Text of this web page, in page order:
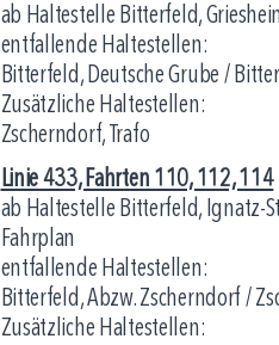
ab Haltestelle Bitterfeld,
entfallende Haltestellen:
Bitterfeld, Deutsche Grube /
Zusätzliche Haltestellen:
Zscherndorf, Trafo
Linie 433, Fahrten 110, 112, 114
ab Haltestelle Bitterfeld, Ignatz-
Fahrplan
entfallende Haltestellen:
Bitterfeld, Abzw. Zscherndorf /
Zusätzliche Haltestellen: